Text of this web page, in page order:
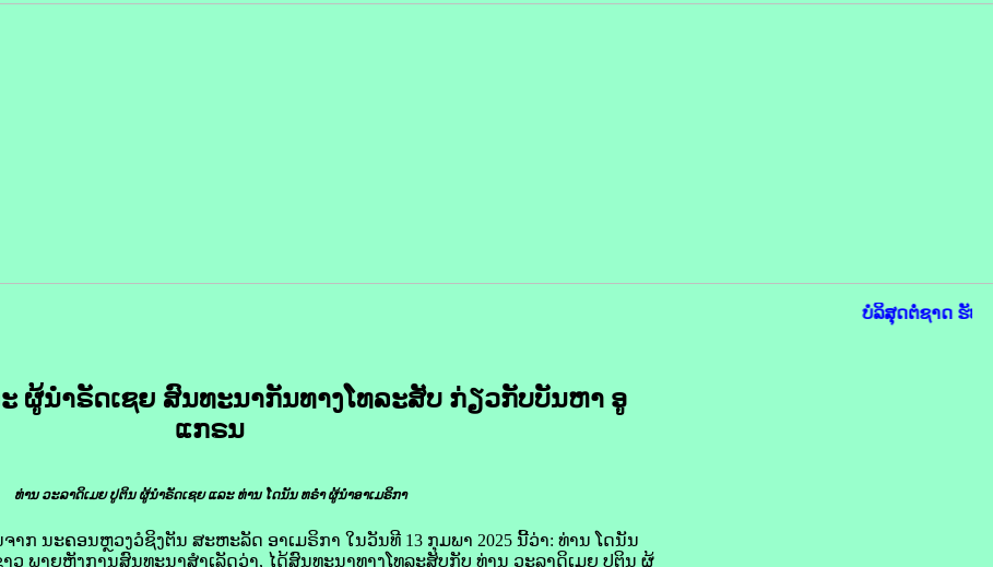
ບໍລິສຸດຕໍ່ຊາດ ຮັບໃ
ຜູ້ນຳ​ຣັດ​ເຊຍ ສົນທະນາ​ກັນ​ທາງ​ໂທລະສັບ ​ກ່ຽວ​ກັບ​ບັນຫາ​ ອູ​
ແກຣນ
ທ່ານ ວະ​ລາ​ດິ​ເມຍ ປູ​ຕິນ ຜູ້ນຳ​ຣັດ​ເຊຍ ​ແລະ ທ່ານ ໂດ​ນັນ ທຣຳ ຜູ້ນຳ​ອາ​ເມ​ຣິ​ກາ
ກ​ ນະຄອນຫຼວງ​ວໍ​ຊິງ​ຕັນ ສະຫະລັດ ອາ​ເມ​ຣິ​ກາ ໃນ​ວັນ​ທີ 13 ກຸມພາ 2025 ນີ້​ວ່າ: ທ່ານ ໂດ​ນັນ
ວ ພາຍຫຼັງ​ການ​ສົນທະນາ​ສຳເລັດວ່າ, ໄດ້​ສົນທະນາ​ທາງ​ໂທລະສັບ​ກັບ ​ທ່ານ ວະ​ລາ​ດິ​ເມຍ ປູ​ຕິນ ຜູ້